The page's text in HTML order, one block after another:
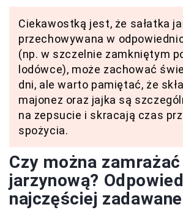
Ciekawostką jest, że sałatka
przechowywana w
(np. w szczelnie zamkniętym
lodówce), może zachować
dni, ale warto pamiętać, że
majonez oraz jajka są
na zepsucie i skracają czas
spożycia.
Czy można
jarzynową?
najczęściej